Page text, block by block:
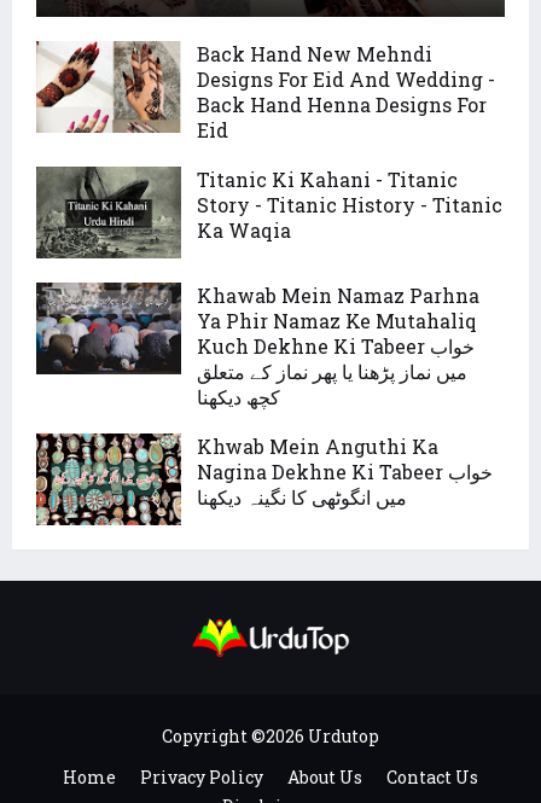
Back Hand New Mehndi
Designs For Eid And Wedding -
Back Hand Henna Designs For
Eid
Titanic Ki Kahani - Titanic
Story - Titanic History - Titanic
Ka Waqia
Khawab Mein Namaz Parhna
Ya Phir Namaz Ke Mutahaliq
Kuch Dekhne Ki Tabeer خواب
میں نماز پڑھنا یا پھر نماز کے متعلق
کچھ دیکھنا
Khwab Mein Anguthi Ka
Nagina Dekhne Ki Tabeer خواب
میں انگوٹھی کا نگینہ دیکھنا
Copyright ©2026 Urdutop
Home
Privacy Policy About Us
Contact Us